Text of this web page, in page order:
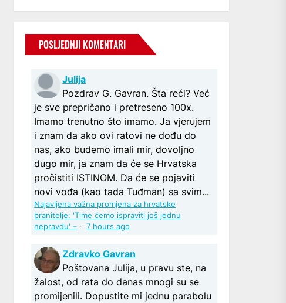
POSLJEDNJI KOMENTARI
Julija
Pozdrav G. Gavran. Šta reći? Već
je sve prepričano i pretreseno 100x.
Imamo trenutno što imamo. Ja vjerujem
i znam da ako ovi ratovi ne dođu do
nas, ako budemo imali mir, dovoljno
dugo mir, ja znam da će se Hrvatska
pročistiti ISTINOM. Da će se pojaviti
novi vođa (kao tada Tuđman) sa svim...
Najavljena važna promjena za hrvatske
branitelje: 'Time ćemo ispraviti još jednu
nepravdu' – ·7 hours ago
Zdravko Gavran
Poštovana Julija, u pravu ste, na
žalost, od rata do danas mnogi su se
promijenili. Dopustite mi jednu parabolu